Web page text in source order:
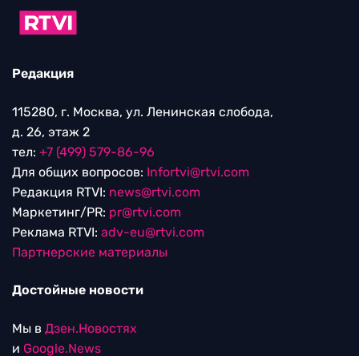
Редакция
115280, г. Москва, ул. Ленинская слобода,
д. 26, этаж 2
тел: +7 (499) 579-86-96
Для общих вопросов: Infortvi@rtvi.com
Редакция RTVI: news@rtvi.com
Маркетинг/PR: pr@rtvi.com
Реклама RTVI: adv-eu@rtvi.com
Партнерские материалы
Достойные новости
Мы в Дзен.Новостях
и Google.News